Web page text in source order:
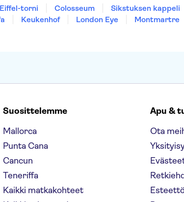
Eiffel-torni Colosseum Sikstuksen kappeli
Keukenhof London Eye Montmartre
Suosittelemme
Mallorca
Punta Cana
Cancun
Teneriffa
Kaikki matkakohteet
Apu &
Ota